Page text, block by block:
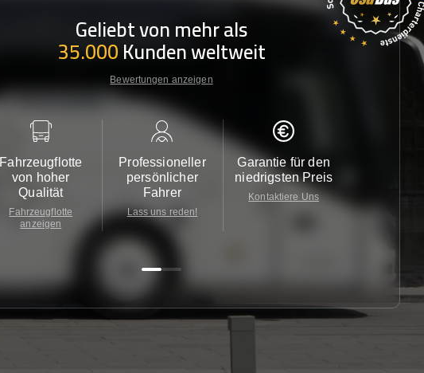
Geliebt von mehr als
35.000Kunden weltweit
Bewertungen anzeigen
Fahrzeugflotte
von hoher
Qualität
Fahrzeugflotte
anzeigen
Professioneller
persönlicher
Fahrer
Lass uns reden!
Garantie für den
niedrigsten Preis
Kontaktiere Uns